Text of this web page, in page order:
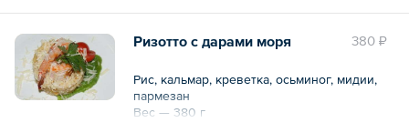
380 ₽
Ризотто с дарами моря
Рис, кальмар, креветка, осьминог, мидии,
пармезан
Вес — 380 г